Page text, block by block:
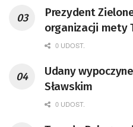
Prezydent
organizacji mety
0 UDOST.
Udany
Sławskim
0 UDOST.